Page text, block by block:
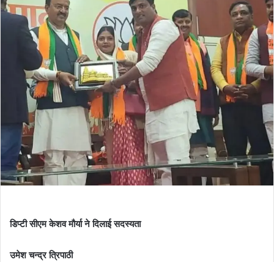
डिप्टी सीएम केशव मौर्या ने दिलाई सदस्यता
उमेश चन्द्र त्रिपाठी